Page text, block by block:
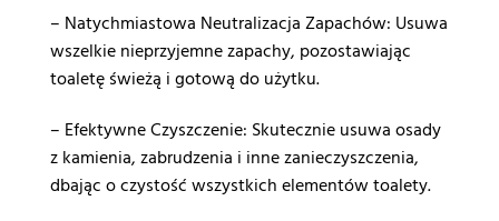
– Natychmiastowa Neutralizacja Zapachów: Usuwa
wszelkie nieprzyjemne zapachy, pozostawiając
toaletę świeżą i gotową do użytku.
– Efektywne Czyszczenie: Skutecznie usuwa osady
z kamienia, zabrudzenia i inne zanieczyszczenia,
dbając o czystość wszystkich elementów toalety.